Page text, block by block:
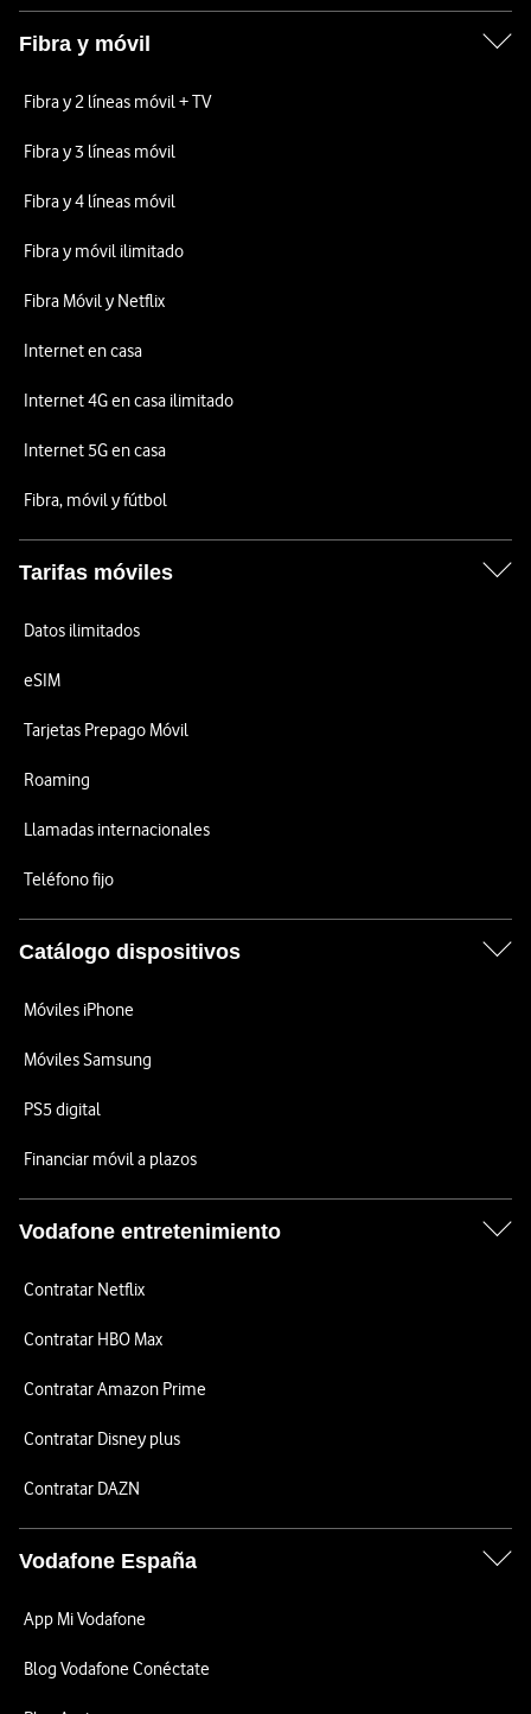
Fibra y móvil
Fibra y 2 líneas móvil + TV
Fibra y 3 líneas móvil
Fibra y 4 líneas móvil
Fibra y móvil ilimitado
Fibra Móvil y Netflix
Internet en casa
Internet 4G en casa ilimitado
Internet 5G en casa
Fibra, móvil y fútbol
Tarifas móviles
Datos ilimitados
eSIM
Tarjetas Prepago Móvil
Roaming
Llamadas internacionales
Teléfono fijo
Catálogo dispositivos
Móviles iPhone
Móviles Samsung
PS5 digital
Financiar móvil a plazos
Vodafone entretenimiento
Contratar Netflix
Contratar HBO Max
Contratar Amazon Prime
Contratar Disney plus
Contratar DAZN
Vodafone España
App Mi Vodafone
Blog Vodafone Conéctate